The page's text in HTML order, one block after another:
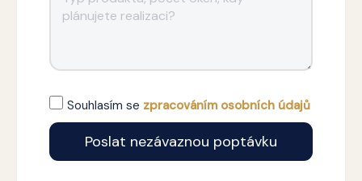
Souhlasím se zpracováním osobních údajů
Poslat nezávaznou poptávku